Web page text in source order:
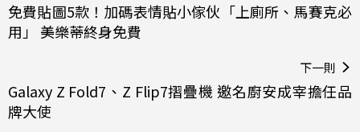
免費貼圖5款！加碼表情貼小傢伙「上廁所、馬賽克必
用」 美樂蒂終身免費
下一則
Galaxy Z Fold7、Z Flip7摺疊機 邀名廚安成宰擔任品
牌大使